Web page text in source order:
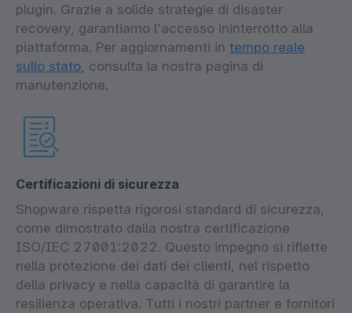
plugin. Grazie a solide strategie di disaster
recovery, garantiamo l'accesso ininterrotto alla
piattaforma. Per aggiornamenti in tempo reale
sullo stato, consulta la nostra pagina di
manutenzione.
Certificazioni di sicurezza
Shopware rispetta rigorosi standard di sicurezza,
come dimostrato dalla nostra certificazione
ISO/IEC 27001:2022. Questo impegno si riflette
nella protezione dei dati dei clienti, nel rispetto
della privacy e nella capacità di garantire la
resilienza operativa. Tutti i nostri partner e fornitori